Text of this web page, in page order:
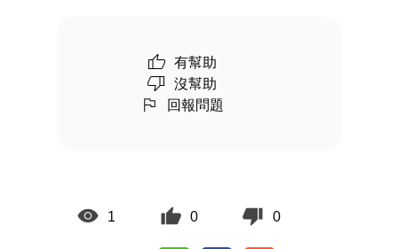
有幫助
沒幫助
回報問題
1 0 0